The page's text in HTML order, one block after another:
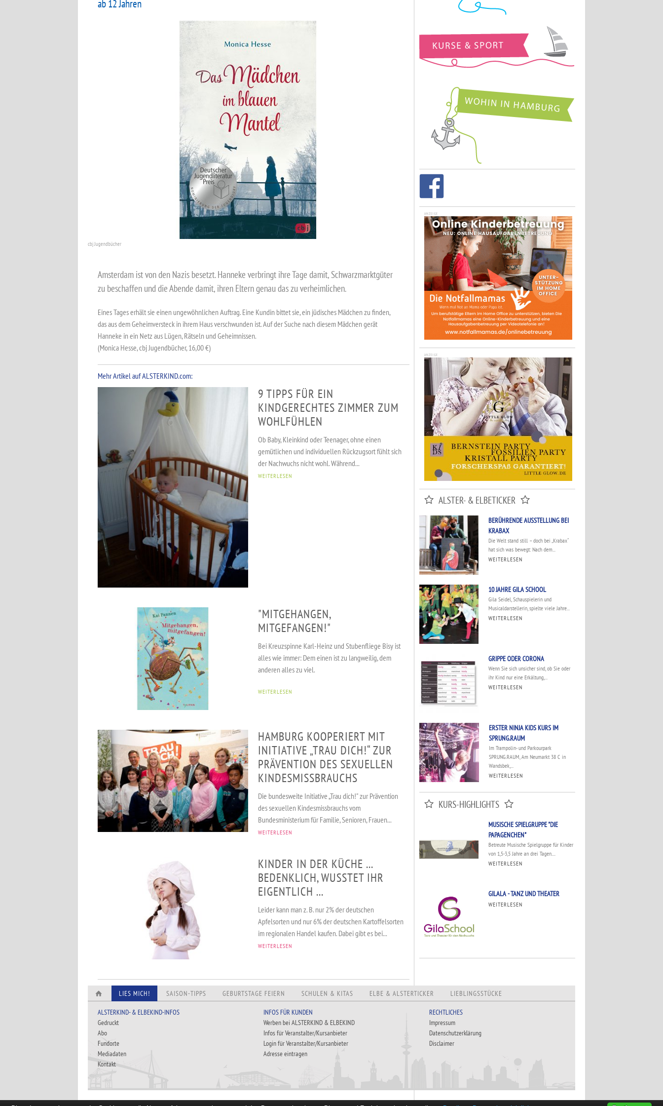
ab 12 Jahren
cbj Jugendbücher
Amsterdam ist von den Nazis besetzt. Hanneke verbringt ihre Tage damit, Schwarzmarktgüter
zu beschaffen und die Abende damit, ihren Eltern genau das zu verheimlichen.
Eines Tages erhält sie einen ungewöhnlichen Auftrag. Eine Kundin bittet sie, ein jüdisches Mädchen zu finden,
das aus dem Geheimversteck in ihrem Haus verschwunden ist. Auf der Suche nach diesem Mädchen gerät
Hanneke in ein Netz aus Lügen, Rätseln und Geheimnissen.
(Monica Hesse, cbj Jugendbücher, 16,00 €)
Mehr Artikel auf ALSTERKIND.com:
9 TIPPS FÜR EIN
KINDGERECHTES ZIMMER ZUM
WOHLFÜHLEN
Ob Baby, Kleinkind oder Teenager, ohne einen
gemütlichen und individuellen Rückzugsort fühlt sich
der Nachwuchs nicht wohl. Während...
WEITERLESEN
"MITGEHANGEN,
MITGEFANGEN!"
Bei Kreuzspinne Karl-Heinz und Stubenfliege Bisy ist
alles wie immer: Dem einen ist zu langweilig, dem
anderen alles zu viel.
WEITERLESEN
HAMBURG KOOPERIERT MIT
INITIATIVE „TRAU DICH!“ ZUR
PRÄVENTION DES SEXUELLEN
KINDESMISSBRAUCHS
Die bundesweite Initiative „Trau dich!" zur Prävention
des sexuellen Kindesmissbrauchs vom
Bundesministerium für Familie, Senioren, Frauen...
WEITERLESEN
KINDER IN DER KÜCHE ...
BEDENKLICH, WUSSTET IHR
EIGENTLICH ...
Leider kann man z. B. nur 2% der deutschen
Apfelsorten und nur 6% der deutschen Kartoffelsorten
im regionalen Handel kaufen. Dabei gibt es bei...
WEITERLESEN
ANZEIGE
ANZEIGE
ALSTER- & ELBETICKER
BERÜHRENDE AUSSTELLUNG BEI
KRABAX
Die Welt stand still – doch bei „Krabax“
hat sich was bewegt: Nach dem...
WEITERLESEN
10 JAHRE GILA SCHOOL
Gila Seidel, Schauspielerin und
Musicaldarstellerin, spielte viele Jahre...
WEITERLESEN
GRIPPE ODER CORONA
Wenn Sie sich unsicher sind, ob Sie oder
ihr Kind nur eine Erkältung,...
WEITERLESEN
ERSTER NINJA KIDS KURS IM
SPRUNG.RAUM
Im Trampolin- und Parkourpark
SPRUNG.RAUM, Am Neumarkt 38 C in
Wandsbek,...
WEITERLESEN
KURS-HIGHLIGHTS
MUSISCHE SPIELGRUPPE "DIE
PAPAGENCHEN"
Betreute Musische Spielgruppe für Kinder
von 1,5-3,5 Jahre an drei Tagen....
WEITERLESEN
GILALA - TANZ UND THEATER
WEITERLESEN
LIES MICH! SAISON-TIPPS GEBURTSTAGE FEIERN SCHULEN & KITAS
VERANSTALTUNGEN
KURSE & SPORT
ADRESSEN
ELBE & ALSTERTICKER LIEBLINGSSTÜCKE
ALSTERKIND- & ELBEKIND-INFOS
Gedruckt
Abo
Fundorte
Mediadaten
Kontakt
INFOS FÜR KUNDEN
Werben bei ALSTERKIND & ELBEKIND
Infos für Veranstalter/Kursanbieter
Login für Veranstalter/Kursanbieter
Adresse eintragen
RECHTLICHES
Impressum
Datenschutzerklärung
Disclaimer